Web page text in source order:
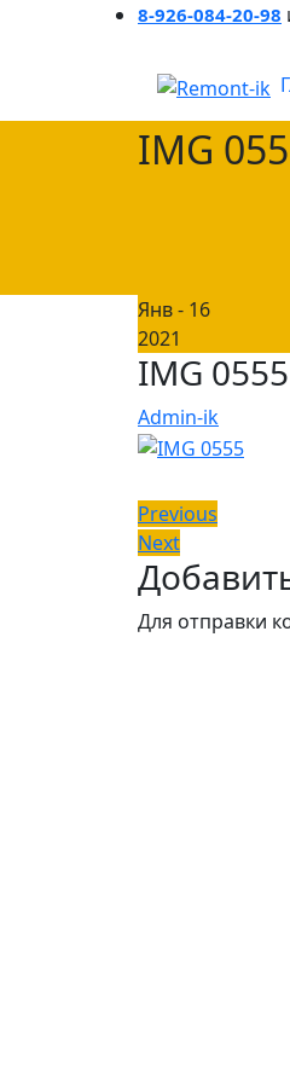
8-926-084-20-98
IMG
Янв - 16
2021
IMG 0555
Admin-ik
по
Previous
NextNext
post:
Для отправки